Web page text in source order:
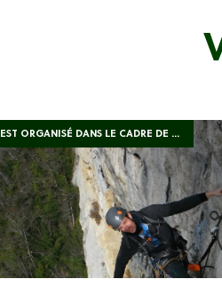
EST ORGANISÉ DANS LE CADRE DE ...